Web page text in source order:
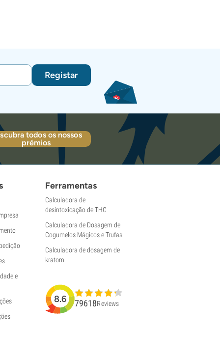
Registar
todos os nossos
prémios
e
Ferramentas
Calculadora de
desintoxicação de THC
Calculadora de Dosagem de
Cogumelos Mágicos e Trufas
Calculadora de dosagem de
kratom
8.6 79618Reviews